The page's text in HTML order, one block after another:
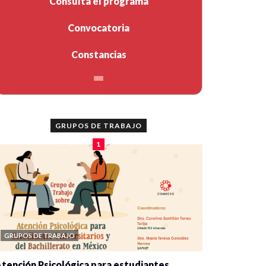
Convocatoria
Constancias
GRUPOS DE TRABAJO
1
GRUPOS DE TRABAJO